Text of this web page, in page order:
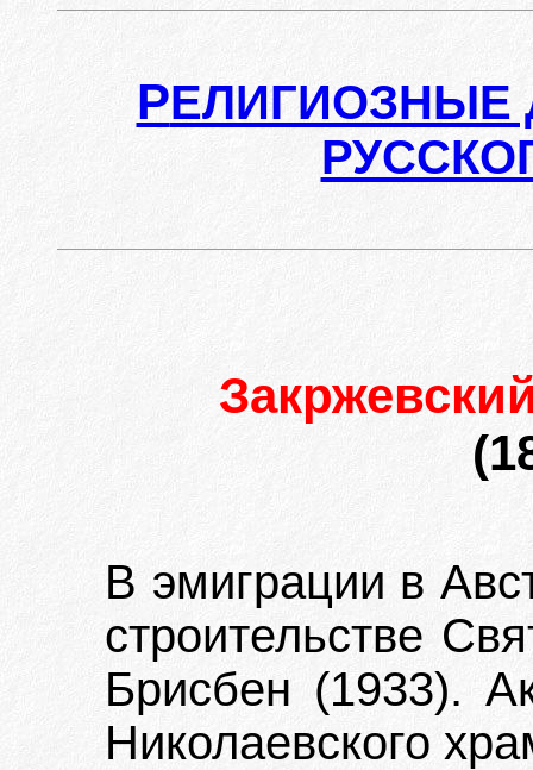
РЕЛИГИОЗНЫЕ
В эмиграции в
строительстве
Брисбен (1933).
Николаевского